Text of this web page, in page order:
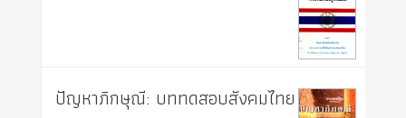
ปัญหาภิกษุณี: บททดสอบสังคมไทย